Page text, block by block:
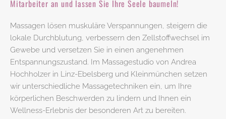
Mitarbeiter an und lassen Sie Ihre Seele baumeln!
Massagen lösen muskuläre Verspannungen, steigern die
lokale Durchblutung, verbessern den Zellstoffwechsel im
Gewebe und versetzen Sie in einen angenehmen
Entspannungszustand. Im Massagestudio von Andrea
Hochholzer in Linz-Ebelsberg und Kleinmünchen setzen
wir unterschiedliche Massagetechniken ein, um Ihre
körperlichen Beschwerden zu lindern und Ihnen ein
Wellness-Erlebnis der besonderen Art zu bereiten.